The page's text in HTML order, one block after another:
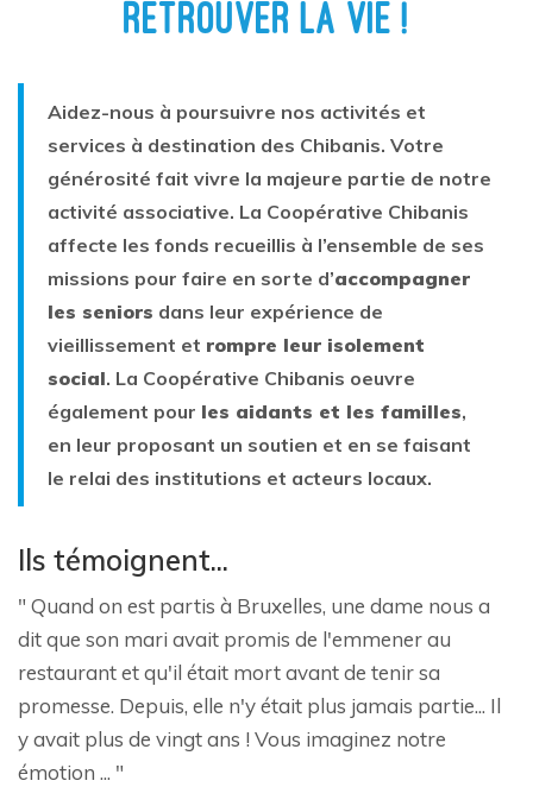
RETROUVER LA VIE !
Aidez-nous à poursuivre nos activités et
services à destination des Chibanis. Votre
générosité fait vivre la majeure partie de notre
activité associative. La Coopérative Chibanis
affecte les fonds recueillis à l’ensemble de ses
missions pour faire en sorte d’accompagner
les seniors dans leur expérience de
vieillissement et rompre leur isolement
social. La Coopérative Chibanis oeuvre
également pour les aidants et les familles,
en leur proposant un soutien et en se faisant
le relai des institutions et acteurs locaux.
Ils témoignent...
" Quand on est partis à Bruxelles, une dame nous a
dit que son mari avait promis de l'emmener au
restaurant et qu'il était mort avant de tenir sa
promesse. Depuis, elle n'y était plus jamais partie... Il
y avait plus de vingt ans ! Vous imaginez notre
émotion ... "